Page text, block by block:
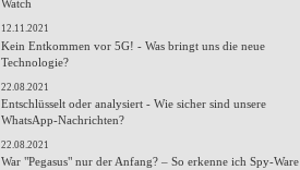
Watch
12.11.2021
Kein Entkommen vor 5G! - Was bringt uns die neue
Technologie?
22.08.2021
Entschlüsselt oder analysiert - Wie sicher sind unsere
WhatsApp-Nachrichten?
22.08.2021
War "Pegasus" nur der Anfang? – So erkenne ich Spy-Ware